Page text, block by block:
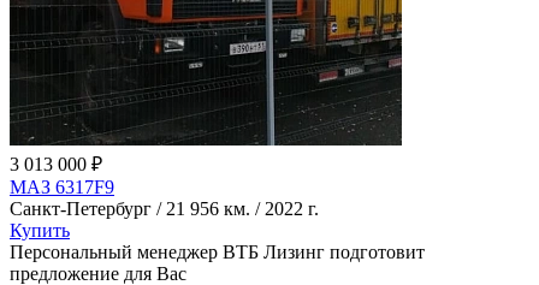
3 013 000 ₽
МАЗ 6317F9
Санкт-Петербург / 21 956 км. / 2022 г.
Купить
Персональный менеджер ВТБ Лизинг подготовит
предложение для Вас